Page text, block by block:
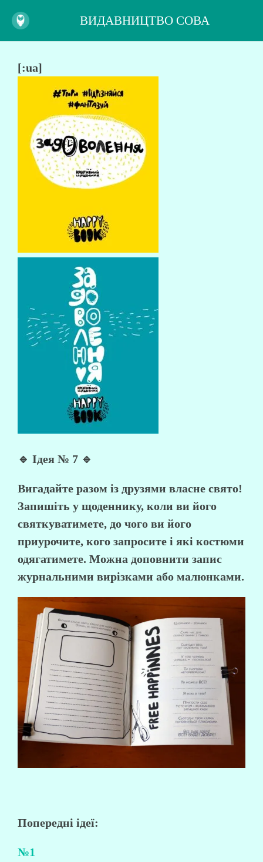
ВИДАВНИЦТВО СОВА
[:ua]
🔹 Ідея № 7 🔹
Вигадайте разом із друзями власне свято!
Запишіть у щоденнику, коли ви його
святкуватимете, до чого ви його
приурочите, кого запросите і які костюми
одягатимете. Можна доповнити запис
журнальними вирізками або малюнками.
Попередні ідеї:
№1